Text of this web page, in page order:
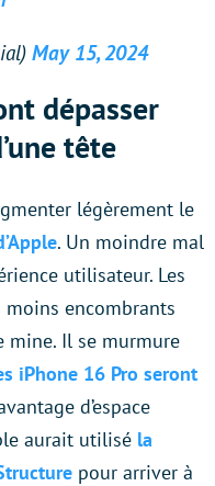
May 15, 2024
dépasser
tête
légèrement le
. Un moindre mal
utilisateur. Les
encombrants
Il se murmure
iPhone 16 Pro seront
d’espace
aurait utilisé la
pour arriver à